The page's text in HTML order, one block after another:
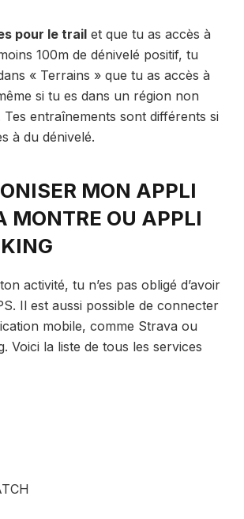
pour le trailet que tu as accès à
100m de dénivelé positif, tu
« Terrains » que tu as accès à
si tu es dans un région non
Tes entraînements sont différents si
à du dénivelé.
MON APPLI
MONTRE OU APPLI
activité, tu n’es pas obligé d’avoir
Il est aussi possible de connecter
mobile, comme Strava ou
Voici la liste de tous les services